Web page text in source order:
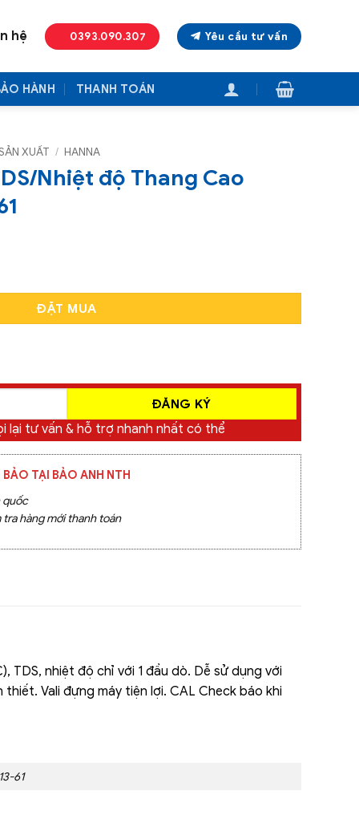
hệ 0393.090.307 Yêu cầu tư vấn
HÀNH THANH TOÁN
XUẤT / HANNA
Nhiệt độ Thang Cao
ĐẶT MUA
lại tư vấn & hỗ trợ nhanh nhất có thể
TẠI BẢO ANH NTH
quốc
hàng mới thanh toán
TDS, nhiệt độ chỉ với 1 đầu dò. Dễ sử dụng với
Vali đựng máy tiện lợi. CAL Check báo khi
61